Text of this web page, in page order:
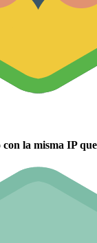
con la misma IP